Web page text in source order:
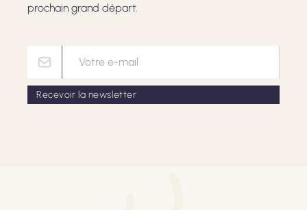
prochain grand départ.